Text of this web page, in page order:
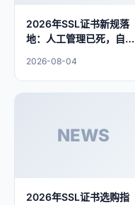
2026年SSL证书新规落
地：人工管理已死，自动
2026-08-04
NEWS
2026年SSL证书选购指